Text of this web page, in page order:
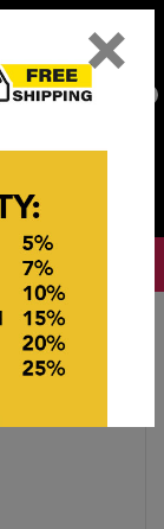
Z OZDOBĄ
×